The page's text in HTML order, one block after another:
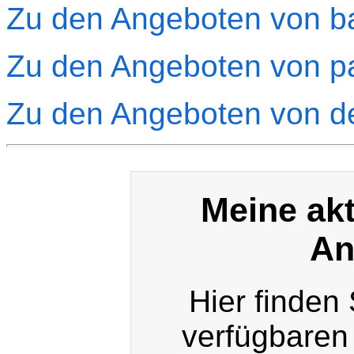
Zu den Angeboten von
Zu den Angeboten von
Zu den Angeboten von
Meine
Hier finden